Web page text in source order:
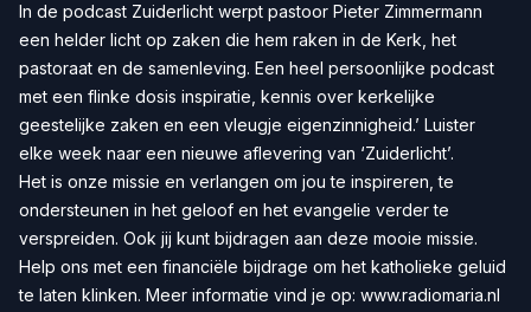
In de podcast Zuiderlicht werpt pastoor Pieter Zimmermann
een helder licht op zaken die hem raken in de Kerk, het
pastoraat en de samenleving. Een heel persoonlijke podcast
met een flinke dosis inspiratie, kennis over kerkelijke
geestelijke zaken en een vleugje eigenzinnigheid.’ Luister
elke week naar een nieuwe aflevering van ‘Zuiderlicht’.
Het is onze missie en verlangen om jou te inspireren, te
ondersteunen in het geloof en het evangelie verder te
verspreiden. Ook jij kunt bijdragen aan deze mooie missie.
Help ons met een financiële bijdrage om het katholieke geluid
te laten klinken. Meer informatie vind je op: www.radiomaria.nl